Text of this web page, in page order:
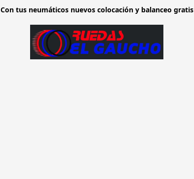
Con tus neumáticos nuevos colocación y balanceo gratis